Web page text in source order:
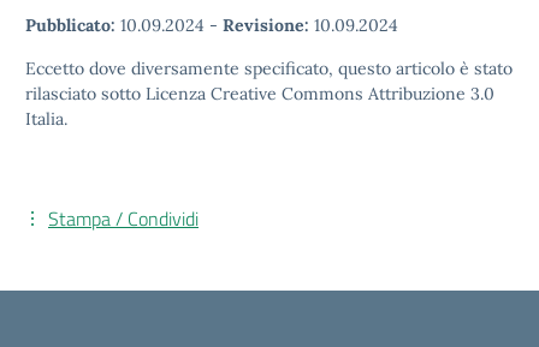
Pubblicato: 10.09.2024 - Revisione: 10.09.2024
Eccetto dove diversamente specificato, questo articolo è stato
rilasciato sotto Licenza Creative Commons Attribuzione 3.0
Italia.
Stampa / Condividi